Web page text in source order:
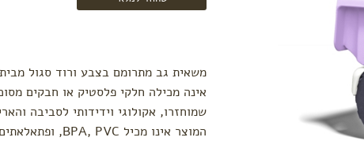
אינה מכילה חלקי פלסטיק או חבקים
שמוחזרו, אקולוגי וידידותי לסביבה והאריזה גם היא מ
המוצר אינו מכיל BPA, PVC, ופתאלאתים אסורים